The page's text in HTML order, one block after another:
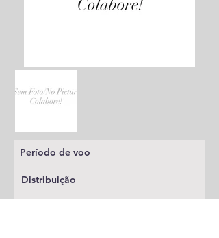
Período de voo
Distribuição